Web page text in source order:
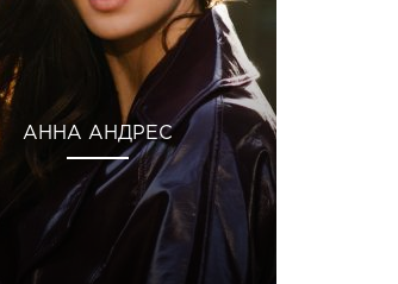
АННА АНДРЕС